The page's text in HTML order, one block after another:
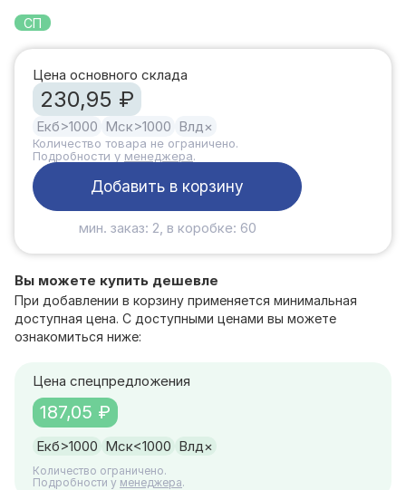
СП
Цена основного склада
230,95 ₽
Екб>1000 Мск>1000 Влд ×
Количество товара не ограничено.
Подробности у менеджера.
Добавить в корзину
мин. заказ: 2, в коробке: 60
Вы можете купить дешевле
При добавлении в корзину применяется минимальная
доступная цена. С доступными ценами вы можете
ознакомиться ниже:
Цена спецпредложения
Количество ограничено.
Подробности у менеджера.
Екб>1000 Мск<1000 Влд×
187,05 ₽